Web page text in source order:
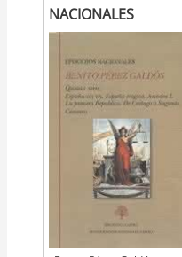
NACIONALES